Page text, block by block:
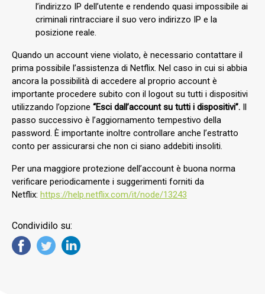
l’indirizzo IP dell’utente e rendendo quasi impossibile ai
criminali rintracciare il suo vero indirizzo IP e la
posizione reale.
Quando un account viene violato, è necessario contattare il
prima possibile l’assistenza di Netflix. Nel caso in cui si abbia
ancora la possibilità di accedere al proprio account è
importante procedere subito con il logout su tutti i dispositivi
utilizzando l’opzione “Esci dall’account su tutti i dispositivi”. Il
passo successivo è l’aggiornamento tempestivo della
password. È importante inoltre controllare anche l’estratto
conto per assicurarsi che non ci siano addebiti insoliti.
Per una maggiore protezione dell’account è buona norma
verificare periodicamente i suggerimenti forniti da
Netflix: https://help.netflix.com/it/node/13243
Condividilo su: